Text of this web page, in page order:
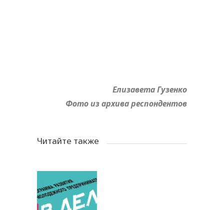
Елизавета Гузенко
Фото из архива респондентов
Читайте также